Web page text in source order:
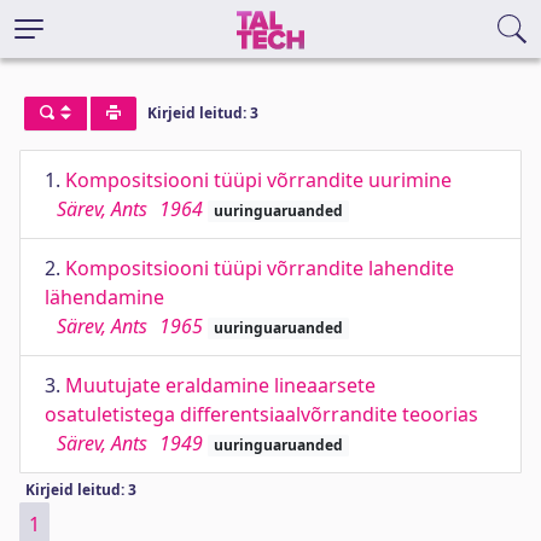
Kirjeid leitud: 3
1. Kompositsiooni tüüpi võrrandite uurimine
Särev, Ants 1964 uuringuaruanded
2. Kompositsiooni tüüpi võrrandite lahendite
lähendamine
Särev, Ants 1965 uuringuaruanded
3. Muutujate eraldamine lineaarsete
osatuletistega differentsiaalvõrrandite teoorias
Särev, Ants 1949 uuringuaruanded
Kirjeid leitud: 3
1